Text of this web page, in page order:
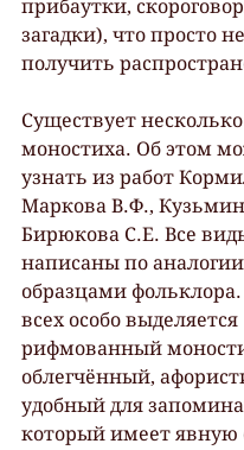
прибаутки,
загадки), что просто
получить
Существует
моностиха. Об этом
узнать из работ
Маркова В.Ф.,
Бирюкова С.Е. Все
написаны по
образцами
всех особо выделяется
рифмованный
облегчённый,
удобный для
который имеет